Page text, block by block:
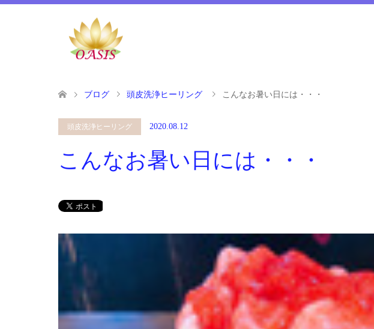
ブログ 頭皮洗浄ヒーリング こんなお暑い日には・・・
頭皮洗浄ヒーリング 2020.08.12
こんなお暑い日には・・・